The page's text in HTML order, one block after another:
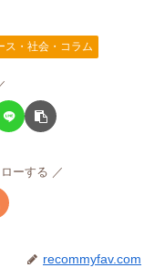
ス・社会・コラム
ーする
recommyfav.com